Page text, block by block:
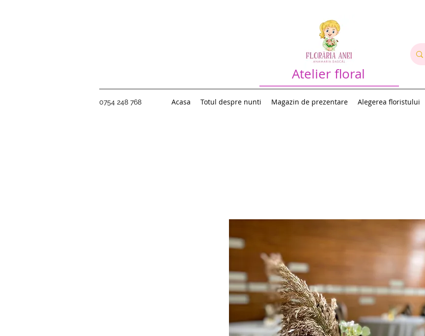
Atelier floral
0754 248 768 Acasa Totul despre nunti Magazin de prezentare Alegerea floristului